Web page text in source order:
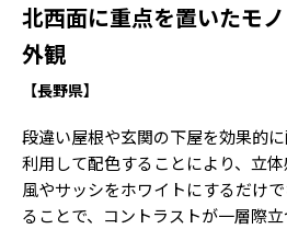
北西面に重点を置いたモ
外観
【長野県】
段違い屋根や玄関の下屋を効果的
利用して配色することにより、立
風やサッシをホワイトにするだけ
ることで、コントラストが一層際